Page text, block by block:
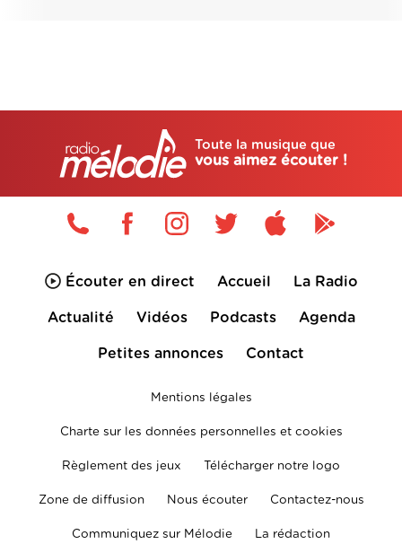
Toute la musique que
vous aimez écouter !
Écouter en direct Accueil La Radio
Actualité Vidéos Podcasts Agenda
Petites annonces Contact
Mentions légales
Charte sur les données personnelles et cookies
Règlement des jeux Télécharger notre logo
Zone de diffusion Nous écouter Contactez-nous
Communiquez sur Mélodie La rédaction